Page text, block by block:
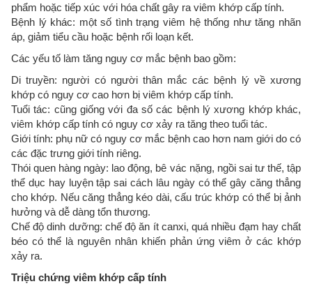
phẩm hoặc tiếp xúc với hóa chất gây ra viêm khớp cấp tính.
Bệnh lý khác: một số tình trạng viêm hệ thống như tăng nhãn
áp, giảm tiểu cầu hoặc bệnh rối loạn kết.
Các yếu tố làm tăng nguy cơ mắc bệnh bao gồm:
Di truyền: người có người thân mắc các bệnh lý về xương
khớp có nguy cơ cao hơn bị viêm khớp cấp tính.
Tuổi tác: cũng giống với đa số các bệnh lý xương khớp khác,
viêm khớp cấp tính có nguy cơ xảy ra tăng theo tuổi tác.
Giới tính: phụ nữ có nguy cơ mắc bệnh cao hơn nam giới do có
các đặc trưng giới tính riêng.
Thói quen hàng ngày: lao động, bê vác nặng, ngồi sai tư thế, tập
thể dục hay luyện tập sai cách lâu ngày có thể gây căng thẳng
cho khớp. Nếu căng thẳng kéo dài, cấu trúc khớp có thể bị ảnh
hưởng và dễ dàng tổn thương.
Chế độ dinh dưỡng: chế độ ăn ít canxi, quá nhiều đạm hay chất
béo có thể là nguyên nhân khiến phản ứng viêm ở các khớp
xảy ra.
Triệu chứng viêm khớp cấp tính